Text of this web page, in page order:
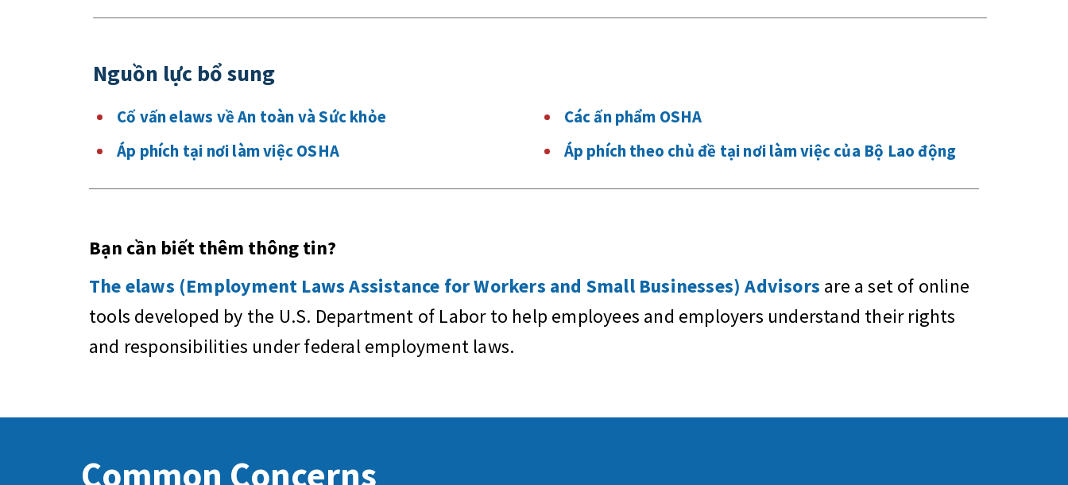
Nguồn lực bổ sung
Cố vấn elaws về An toàn và Sức khỏe
Áp phích tại nơi làm việc OSHA
Các ấn phẩm OSHA
Áp phích theo chủ đề tại nơi làm việc của Bộ Lao động
Bạn cần biết thêm thông tin?
The elaws (Employment Laws Assistance for Workers and Small Businesses) Advisors are a set of online
tools developed by the U.S. Department of Labor to help employees and employers understand their rights
and responsibilities under federal employment laws.
Common Concerns